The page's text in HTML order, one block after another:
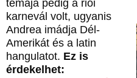
témája pedig a riói
karnevál volt, ugyanis
Andrea imádja Dél-
Amerikát és a latin
hangulatot. Ez is
érdekelhet: